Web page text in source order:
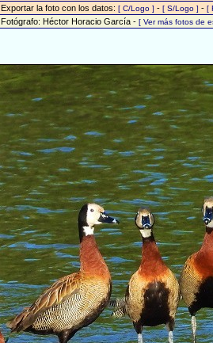
Exportar la foto con los datos: [ C/Logo ] - [ S/Logo ] - [
Fotógrafo: Héctor Horacio García - [ Ver más fotos de